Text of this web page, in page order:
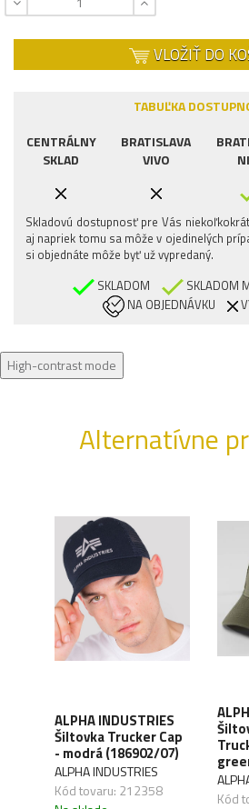
VLOŽIŤ DO
TABUĽKA
CENTRÁLNY
SKLAD
BRATISLAVA
VIVO
Skladovú dostupnosť pre Vás
aj napriek tomu sa môže v ojedinelých
si objednáte môže byť už vypredaný.
SKLADOM
SKLADOM
NA OBJEDNÁVKU
High-contrast mode
Alternatívne
ALPHA INDUSTRIES
Šiltovka Trucker Cap
- modrá (186902/07)
ALPHA INDUSTRIES
Kód tovaru: 212358
Kód